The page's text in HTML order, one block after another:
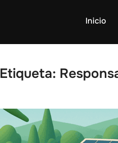
Inicio
Etiqueta: